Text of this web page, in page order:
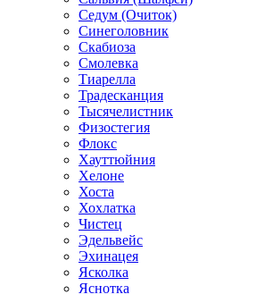
Седум (Очиток)
Синеголовник
Скабиоза
Смолевка
Тиарелла
Традесканция
Тысячелистник
Физостегия
Флокс
Хауттюйния
Хелоне
Хоста
Хохлатка
Чистец
Эдельвейс
Эхинацея
Ясколка
Яснотка